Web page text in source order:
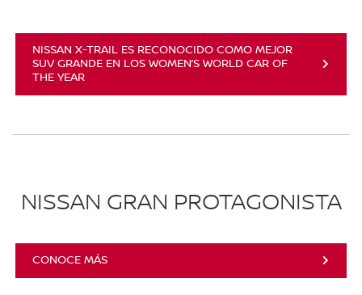
NISSAN X-TRAIL ES RECONOCIDO COMO MEJOR
SUV GRANDE EN LOS WOMEN’S WORLD CAR OF
THE YEAR
NISSAN GRAN PROTAGONISTA
CONOCE MÁS